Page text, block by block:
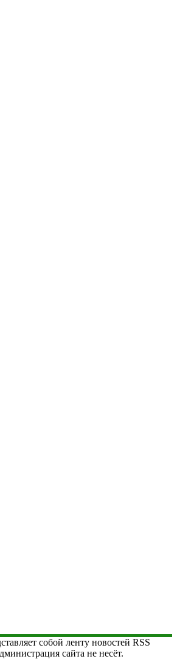
собой ленту новостей RSS
сайта не несёт.